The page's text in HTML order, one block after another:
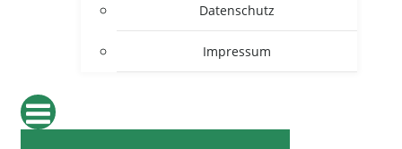
Datenschutz
Impressum